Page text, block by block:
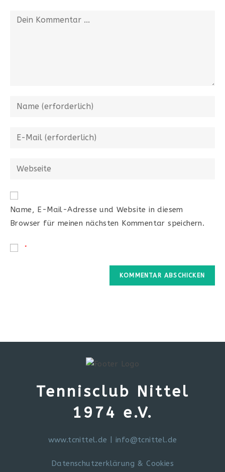
Name, E-Mail-Adresse und Website in diesem
Browser für meinen nächsten Kommentar speichern.
*
Tennisclub Nittel
1974 e.V.
www.tcnittel.de info@tcnittel.de
Datenschutzerklärung & Cookies